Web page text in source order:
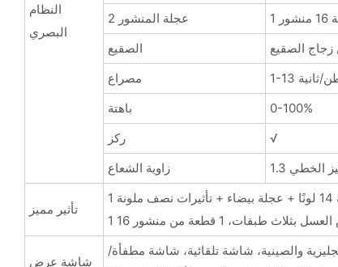
النظام
البصري
عجلة المنشور 2
الصقيع
الصقيع
مصراع
13 طن/ثانية
باهتة
0-100%
ركز
√
زاوية الشعاع
الخطي
تأثير مميز
طبقات، 1 قطعة من منشور 16
شاشة عرض
والصينية، شاشة تلقائية، شاشة مطفأة/